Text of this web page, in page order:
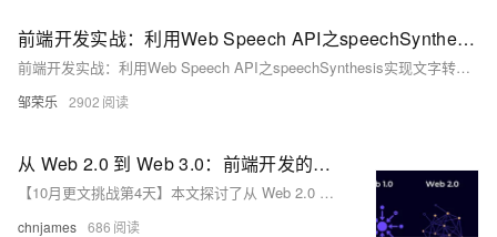
前端开发实战：利用Web Speech API之speechSynthesis实现文字转语音功能
前端开发实战：利用Web Speech API之speechSynthesis实现文字转语音功能
邹荣乐 2902
从 Web 2.0 到 Web 3.0：前端开发的历史与未来
【10月更文挑战第4天】本文探讨了从 Web 2.0 到 Web 3.0 的前端开发演变过程。Web 2.0 时代，前端开发者从静态网页设计走向复杂交互，技术框架如 jQuery、React 和 Vue 带来了巨大的变革。而 Web 3.0 以区块链技术为核心，带来了去中心化的互联网体验，前端开发者面临与区块链交互、去中心化身份验证、分布式存储等新挑战。文章总结了 Web 2.0 和 Web 3.0 的核心区别，并为开发者提供了如何应对新技术的建议，帮助他们在新时代中掌握技能、设计更安全的用户体验。
chnjames 686